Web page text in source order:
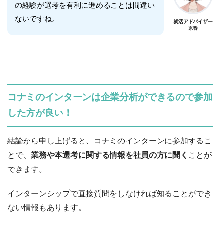
の経験が選考を有利に進めることは間違い
ないですね。
就活アドバイザー
京香
コナミのインターンは企業分析ができるので参加
した方が良い！
結論から申し上げると、コナミのインターンに参加するこ
とで、 業務や本選考に関する情報を社員の方に聞く ことが
できます。
インターンシップで直接質問をしなければ知ることができ
ない情報もあります。